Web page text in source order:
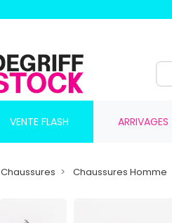
VENTE FLASH ARRIVAGES
Chaussures Chaussures Homme